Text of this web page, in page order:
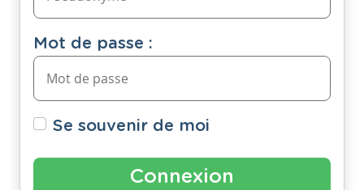
Mot de passe :
Se souvenir de moi